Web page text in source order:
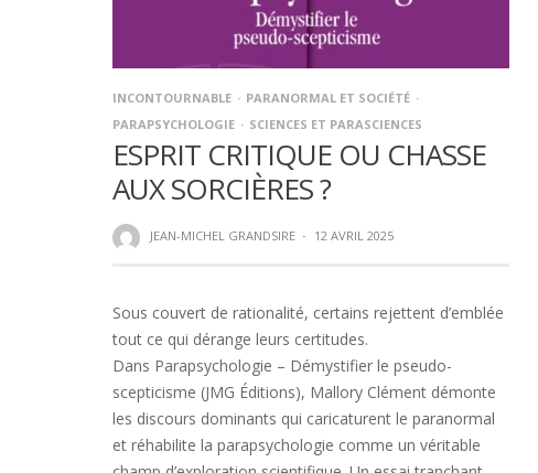
INCONTOURNABLE
PARANORMAL ET SOCIÉTÉ
PARAPSYCHOLOGIE
SCIENCES ET PARASCIENCES
ESPRIT CRITIQUE OU CHASSE
AUX SORCIÈRES ?
JEAN-MICHEL GRANDSIRE · 12 AVRIL 2025
Sous couvert de rationalité, certains rejettent d’emblée
tout ce qui dérange leurs certitudes.
Dans Parapsychologie – Démystifier le pseudo-
scepticisme (JMG Éditions), Mallory Clément démonte
les discours dominants qui caricaturent le paranormal
et réhabilite la parapsychologie comme un véritable